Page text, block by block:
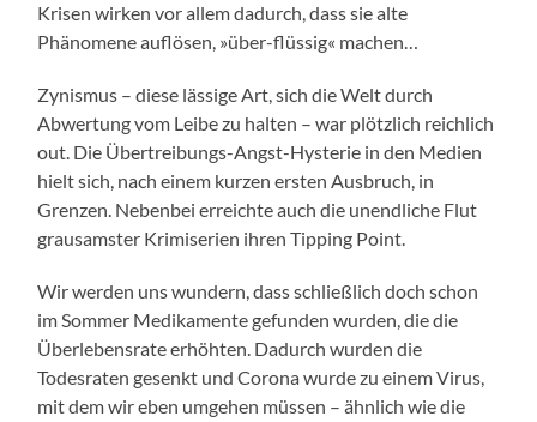
Krisen wirken vor allem dadurch, dass sie alte
Phänomene auflösen, »über-flüssig« machen…
Zynismus – diese lässige Art, sich die Welt durch
Abwertung vom Leibe zu halten – war plötzlich reichlich
out. Die Übertreibungs-Angst-Hysterie in den Medien
hielt sich, nach einem kurzen ersten Ausbruch, in
Grenzen. Nebenbei erreichte auch die unendliche Flut
grausamster Krimiserien ihren Tipping Point.
Wir werden uns wundern, dass schließlich doch schon
im Sommer Medikamente gefunden wurden, die die
Überlebensrate erhöhten. Dadurch wurden die
Todesraten gesenkt und Corona wurde zu einem Virus,
mit dem wir eben umgehen müssen – ähnlich wie die